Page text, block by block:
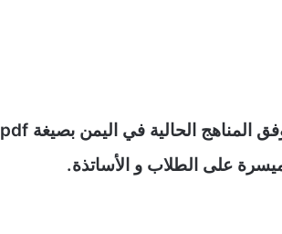
تحميل الكتب الدراسية للصف السابع الأساسي وفق المناهج الحالية في اليمن بصيغة pdf
ميسرة على الطلاب و الأساتذة.